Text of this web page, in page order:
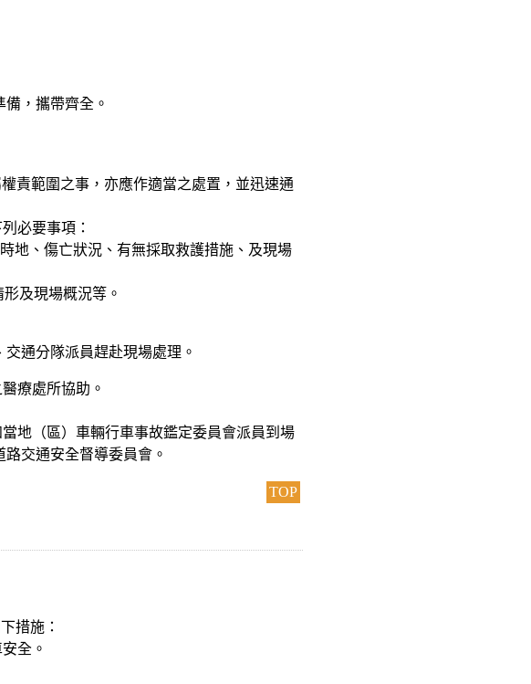
，攜帶齊全。
責範圍之事，亦應作適當之處置，並迅速通
必要事項：
地、傷亡狀況、有無採取救護措施、及現場
及現場概況等。
通分隊派員趕赴現場處理。
療處所協助。
地（區）車輛行車事故鑑定委員會派員到場
交通安全督導委員會。
TOP
措施：
全。